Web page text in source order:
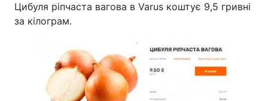
Цибуля ріпчаста вагова в Varus коштує 9,5 гривні
за кілограм.